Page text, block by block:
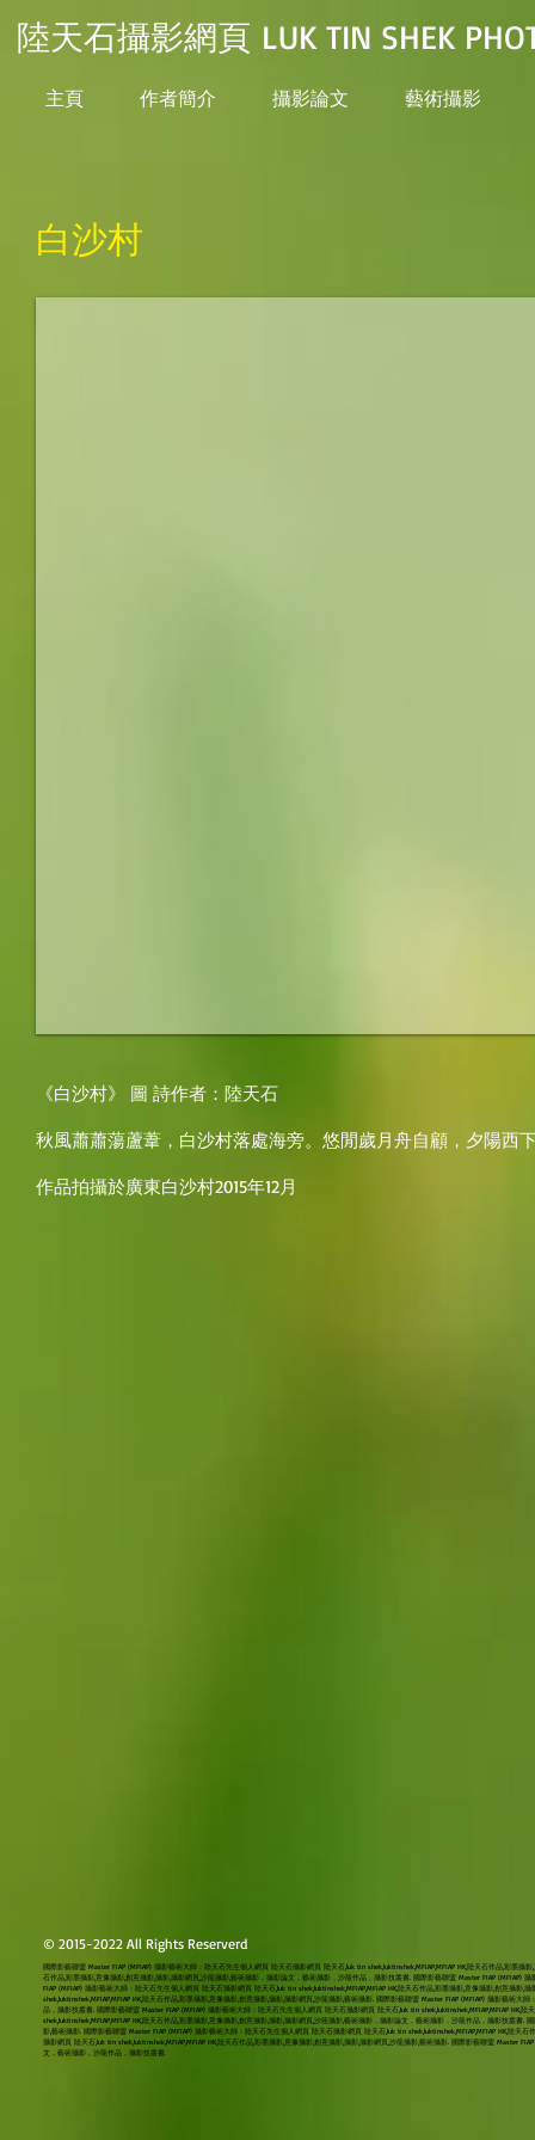
陸天石攝影網頁 LUK TIN SHEK
主頁 作者簡介 攝影論文 藝術攝影
白沙村
《白沙村》 圖 詩作者：陸天石
秋風蕭蕭蕩蘆葦，白沙村落處海旁。悠閒歲月舟自顧，夕陽西
作品拍攝於廣東白沙村2015年12月
© 2015-2022 All Rights Reserverd
國際影藝聯盟 Master FIAP (MFIAP) 攝影藝術大師：陸天石先生個人網頁 陸天石攝影網頁 陸天石,luk tin shek,luktinshek,MFIAP,MFIAP HK,陸天石作品,彩墨
石作品,彩墨攝影,意像攝影,創意攝影,攝影,攝影網頁,沙龍攝影,藝術攝影，攝影論文，藝術攝影，沙龍作品，攝影技叢書. 國際影藝聯盟 Master FIAP (MFIAP)
FIAP (MFIAP) 攝影藝術大師：陸天石先生個人網頁 陸天石攝影網頁 陸天石,luk tin shek,luktinshek,MFIAP,MFIAP HK,陸天石作品,彩墨攝影,意像攝影,創意攝
shek,luktinshek,MFIAP,MFIAP HK,陸天石作品,彩墨攝影,意像攝影,創意攝影,攝影,攝影網頁,沙龍攝影,藝術攝影. 國際影藝聯盟 Master FIAP (MFIAP) 攝影藝術
品，攝影技叢書. 國際影藝聯盟 Master FIAP (MFIAP) 攝影藝術大師：陸天石先生個人網頁 陸天石攝影網頁 陸天石,luk tin shek,luktinshek,MFIAP,MFIAP
shek,luktinshek,MFIAP,MFIAP HK,陸天石作品,彩墨攝影,意像攝影,創意攝影,攝影,攝影網頁,沙龍攝影,藝術攝影，攝影論文，藝術攝影，沙龍作品，攝影技叢
影,藝術攝影. 國際影藝聯盟 Master FIAP (MFIAP) 攝影藝術大師：陸天石先生個人網頁 陸天石攝影網頁 陸天石,luk tin shek,luktinshek,MFIAP,MFIAP HK,陸
攝影網頁 陸天石,luk tin shek,luktinshek,MFIAP,MFIAP HK,陸天石作品,彩墨攝影,意像攝影,創意攝影,攝影,攝影網頁,沙龍攝影,藝術攝影. 國際影藝聯盟 Master
文，藝術攝影，沙龍作品，攝影技叢書.